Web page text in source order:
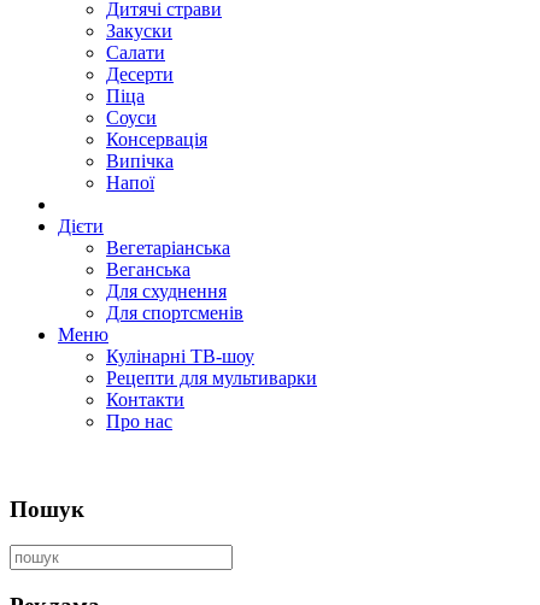
Дитячі страви
Закуски
Салати
Десерти
Піца
Соуси
Консервація
Випічка
Напої
Дієти
Вегетаріанська
Веганська
Для схуднення
Для спортсменів
Меню
Кулінарні ТВ-шоу
Рецепти для мультиварки
Контакти
Про нас
Пошук